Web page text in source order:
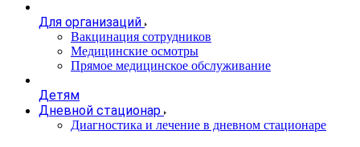
Для организаций
Вакцинация сотрудников
Медицинские осмотры
Прямое медицинское обслуживание
Детям
Дневной стационар
Диагностика и лечение в дневном стационаре